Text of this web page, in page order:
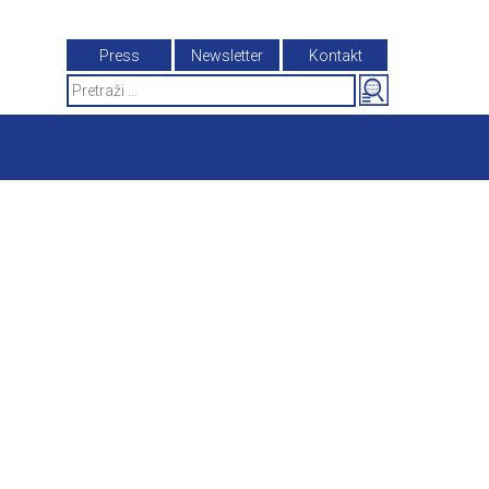
Press Newsletter
Kontakt
Search
for: